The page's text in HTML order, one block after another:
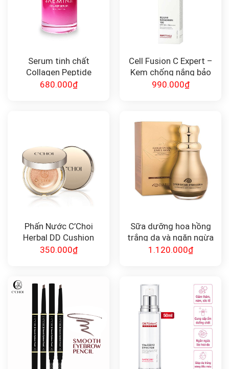
Serum tinh chất
Collagen Peptide
Saemina
680.000₫
Cell Fusion C Expert –
Kem chống nắng bảo
vệ, tái tạo da Rejuve
990.000₫
Phấn Nước C’Choi
Herbal DD Cushion
350.000₫
Sữa dưỡng hoa hồng
trắng da và ngăn ngừa
lão hóa Gold Snail
1.120.000₫